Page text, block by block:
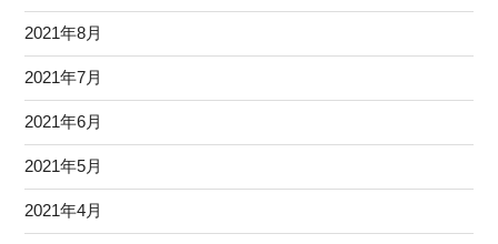
2021年8月
2021年7月
2021年6月
2021年5月
2021年4月